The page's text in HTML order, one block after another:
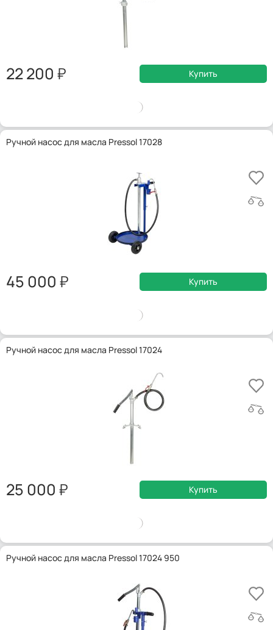
22 200 Купить
Ручной насос для масла Pressol 17028
45 000 Купить
Ручной насос для масла Pressol 17024
25 000 Купить
Ручной насос для масла Pressol 17024 950